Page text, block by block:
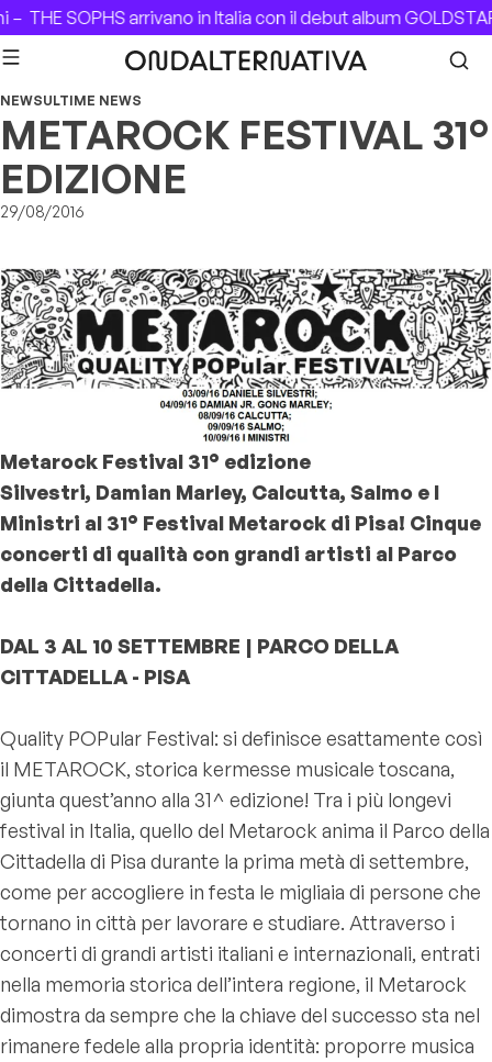
Skip to content
THE SOPHS arrivano in Italia con il debut album
NEWSULTIME NEWS
METAROCK FESTIVAL 31°
EDIZIONE
29/08/2016
Metarock Festival 31° edizione
Silvestri, Damian Marley, Calcutta, Salmo e I
Ministri al 31° Festival Metarock di Pisa! Cinque
concerti di qualità con grandi artisti al Parco
della Cittadella.
DAL 3 AL 10 SETTEMBRE | PARCO DELLA
CITTADELLA - PISA
Quality POPular Festival: si definisce esattamente così
il METAROCK, storica kermesse musicale toscana,
giunta quest’anno alla 31^ edizione! Tra i più longevi
festival in Italia, quello del Metarock anima il Parco della
Cittadella di Pisa durante la prima metà di settembre,
come per accogliere in festa le migliaia di persone che
tornano in città per lavorare e studiare. Attraverso i
concerti di grandi artisti italiani e internazionali, entrati
nella memoria storica dell’intera regione, il Metarock
dimostra da sempre che la chiave del successo sta nel
rimanere fedele alla propria identità: proporre musica